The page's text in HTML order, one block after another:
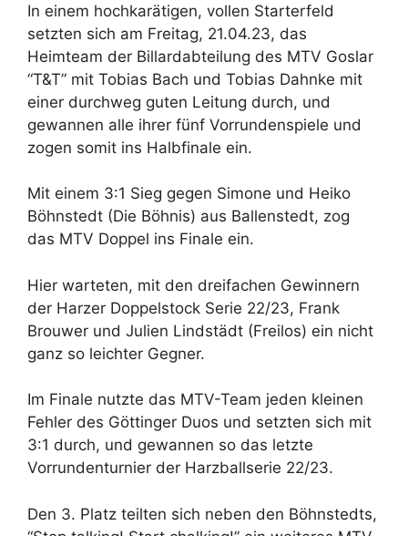
In einem hochkarätigen, vollen Starterfeld
setzten sich am Freitag, 21.04.23, das
Heimteam der Billardabteilung des MTV Goslar
“T&T” mit Tobias Bach und Tobias Dahnke mit
einer durchweg guten Leitung durch, und
gewannen alle ihrer fünf Vorrundenspiele und
zogen somit ins Halbfinale ein.
Mit einem 3:1 Sieg gegen Simone und Heiko
Böhnstedt (Die Böhnis) aus Ballenstedt, zog
das MTV Doppel ins Finale ein.
Hier warteten, mit den dreifachen Gewinnern
der Harzer Doppelstock Serie 22/23, Frank
Brouwer und Julien Lindstädt (Freilos) ein nicht
ganz so leichter Gegner.
Im Finale nutzte das MTV-Team jeden kleinen
Fehler des Göttinger Duos und setzten sich mit
3:1 durch, und gewannen so das letzte
Vorrundenturnier der Harzballserie 22/23.
Den 3. Platz teilten sich neben den Böhnstedts,